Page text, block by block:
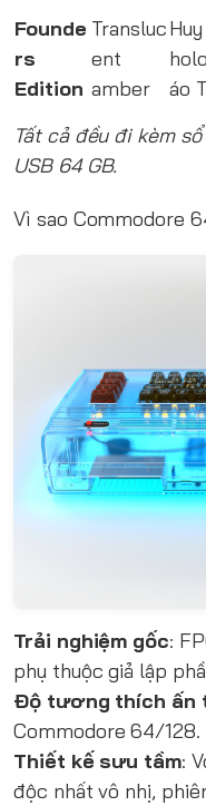
Founde
rs
Edition
Transluc
ent
amber
áo
Tất cả đều đi kèm
USB 64 GB.
Vì sao Commodore
Trải nghiệm gốc:
phụ thuộc giả lập
Độ tương thích ấn
Commodore 64/128.
Thiết kế sưu tầm:
độc nhất vô nhị,